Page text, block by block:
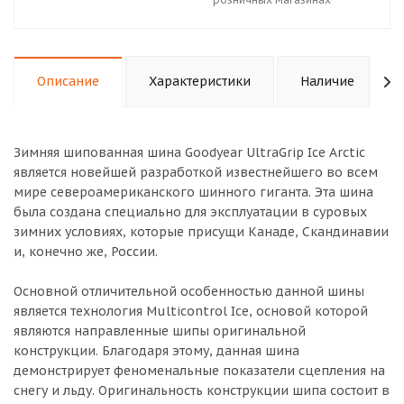
Описание Характеристики Наличие
Зимняя шипованная шина Goodyear UltraGrip Ice Arctic
является новейшей разработкой известнейшего во всем
мире североамериканского шинного гиганта. Эта шина
была создана специально для эксплуатации в суровых
зимних условиях, которые присущи Канаде, Скандинавии
и, конечно же, России.
Основной отличительной особенностью данной шины
является технология Multicontrol Ice, основой которой
являются направленные шипы оригинальной
конструкции. Благодаря этому, данная шина
демонстрирует феноменальные показатели сцепления на
снегу и льду. Оригинальность конструкции шипа состоит в